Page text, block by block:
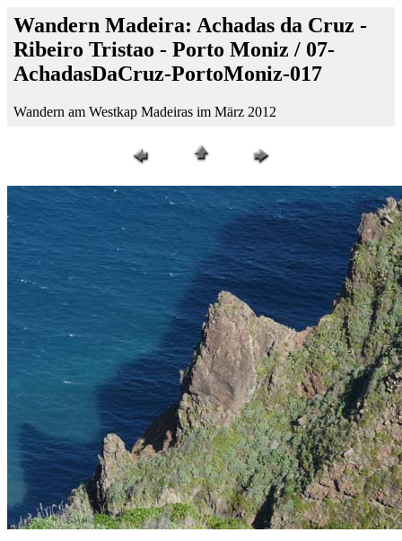
Wandern Madeira: Achadas da Cruz -
Ribeiro Tristao - Porto Moniz / 07-
AchadasDaCruz-PortoMoniz-017
Wandern am Westkap Madeiras im März 2012